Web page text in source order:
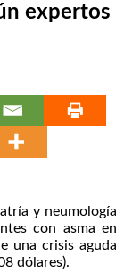
expertos
y neumología
con asma en
una crisis aguda
dólares).